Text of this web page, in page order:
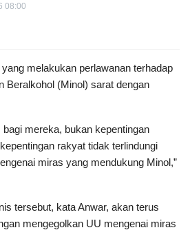
08:00
melakukan perlawanan terhadap
Beralkohol (Minol) sarat dengan
bagi mereka, bukan kepentingan
rakyat tidak terlindungi
miras yang mendukung Minol,”
tersebut, kata Anwar, akan terus
mengegolkan UU mengenai miras